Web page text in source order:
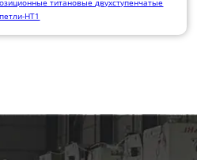
петли-HT1